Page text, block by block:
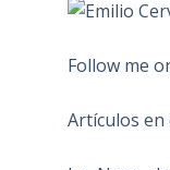
Follow me
Artículos en